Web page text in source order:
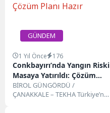
GÜNDEM
1 Yıl Önce 176
Conkbayırı’nda Yangın Riski
Masaya Yatırıldı: Çözüm
Planı Hazır
BİROL GÜNGÖRDÜ /
ÇANAKKALE – TEKHA Türkiye’nin